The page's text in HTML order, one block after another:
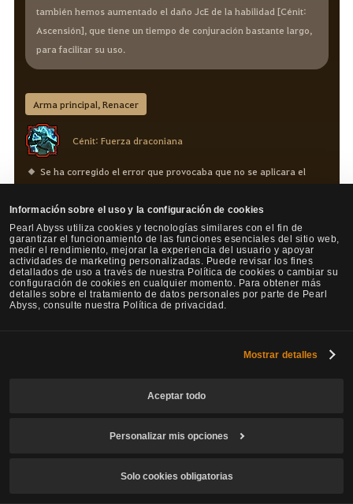
Información sobre el uso y la configuración de cookies
Pearl Abyss utiliza cookies y tecnologías similares con el fin de
garantizar el funcionamiento de las funciones esenciales del sitio web,
medir el rendimiento, mejorar la experiencia del usuario y apoyar
actividades de marketing personalizadas. Puede revisar los fines
detallados de uso a través de nuestra Política de cookies o cambiar su
configuración de cookies en cualquier momento. Para obtener más
detalles sobre el tratamiento de datos personales por parte de Pearl
Abyss, consulte nuestra Política de privacidad.
Mostrar detalles
Aceptar todo
Personalizar mis opciones
Solo cookies obligatorias
también hemos aumentado el daño JcE de la habilidad [Cénit:
Ascensión], que tiene un tiempo de conjuración bastante largo,
para facilitar su uso.
Arma principal, Renacer
Cénit: Fuerza draconiana
Se ha corregido el error que provocaba que no se aplicara el
reducción de todas las velocidades. Con esta corrección, se ha
modificado la información al respecto en la descripción de la
habilidad.
Se ha corregido el error que provocaba que, al iniciar las
habilidades [Cénit: Estallido devastador] y [Cénit: Orden de
Markthanan], también se les eliminara el efecto de reducción de
Durante la carga, sí se les eliminará el efecto de reducción de
Cénit: Escama de Markthanan
de reducción de todas las velocidades mientras se acumulaba